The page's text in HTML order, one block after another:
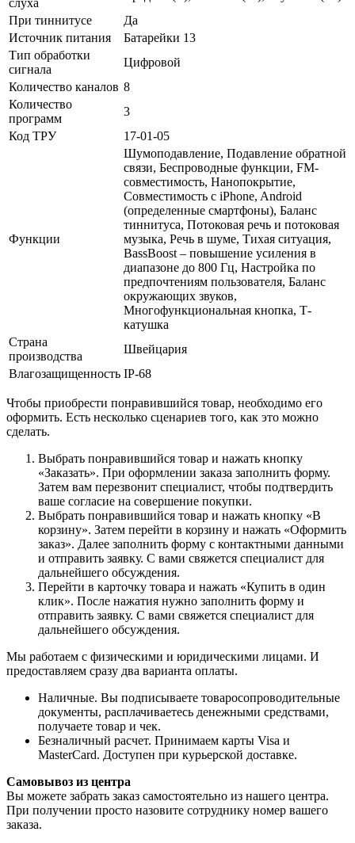
При тиннитусе
Да
Источник питания
Батарейки 13
Тип обработки
сигнала
Цифровой
Количество каналов 8
Количество
программ
3
Код ТРУ
17-01-05
Функции
Шумоподавление, Подавление обратной
связи, Беспроводные функции, FM-
совместимость, Нанопокрытие,
Совместимость с iPhone, Android
(определенные смартфоны), Баланс
тиннитуса, Потоковая речь и потоковая
музыка, Речь в шуме, Тихая ситуация,
BassBoost – повышение усиления в
диапазоне до 800 Гц, Настройка по
предпочтениям пользователя, Баланс
окружающих звуков,
Многофункциональная кнопка, Т-
катушка
Страна
производства
Швейцария
Влагозащищенность IP-68
Чтобы приобрести понравившийся товар, необходимо его
оформить. Есть несколько сценариев того, как это можно
сделать.
Выбрать понравившийся товар и нажать кнопку
«Заказать». При оформлении заказа заполнить форму.
Затем вам перезвонит специалист, чтобы подтвердить
ваше согласие на совершение покупки.
Выбрать понравившийся товар и нажать кнопку «В
корзину». Затем перейти в корзину и нажать «Оформить
заказ». Далее заполнить форму с контактными данными
и отправить заявку. С вами свяжется специалист для
дальнейшего обсуждения.
Перейти в карточку товара и нажать «Купить в один
клик». После нажатия нужно заполнить форму и
отправить заявку. С вами свяжется специалист для
дальнейшего обсуждения.
Мы работаем с физическими и юридическими лицами. И
предоставляем сразу два варианта оплаты.
Наличные. Вы подписываете товаросопроводительные
документы, расплачиваетесь денежными средствами,
получаете товар и чек.
Безналичный расчет. Принимаем карты Visa и
MasterCard. Доступен при курьерской доставке.
Самовывоз из центра
Вы можете забрать заказ самостоятельно из нашего центра.
При получении просто назовите сотруднику номер вашего
заказа.